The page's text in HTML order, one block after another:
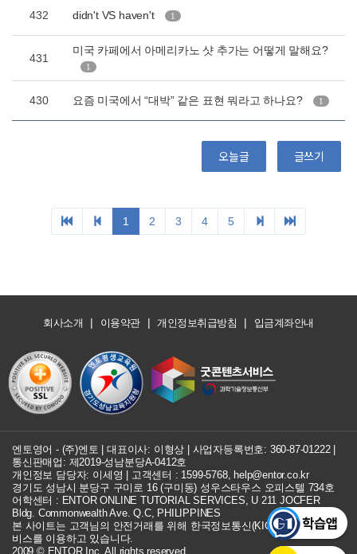
432 didn't VS haven't 1
431
미국 카페에서 아메리카노 샷 추가는 어떻게 말해요?
1
430 요즘 미국에서 “대박” 같은 표현 뭐라고 하나요? 1
오늘글 글쓰기
1 2 3 4 5
회사소개 | 이용약관 | 개인정보취급방침 | 입금계좌안내
엔토영어 - (주)엔토 | 대표이사: 이형상 | 사업자등록번호: 360-87-01222|
통신판매업: 제2019-성남분당A-0412호
개인정보 담당자: 이세영 | 고객센터 : 1599-5768, help@entor.co.kr
경기도 성남시 분당구 구미로 16 (구미동) 성우스타우스 오피스텔 734호
어학센터 : ENTOR ONLINE TUTORIAL SERVICES, U 211 JOCFER
Bldg. Commonwealth Ave. Q.C, PHILIPPINES
본 사이트는 고객님의 안전거래를 위해 한국정보통신(KICC) 구매안전 서
비스를 이용하고 있습니다.
2009 © ENTOR Inc. All rights reserved.